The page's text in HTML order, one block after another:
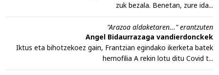
zuk bezala. Benetan, zure ida...
"Arazoa aldaketaren..." erantzuten
Angel Bidaurrazaga vandierdonckek
Iktus eta bihotzekoez gain, Frantzian egindako ikerketa batek
hemofilia A rekin lotu ditu Covid t...